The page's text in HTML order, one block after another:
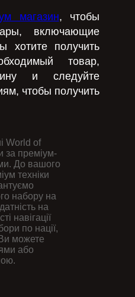
магазин, чтобы
включающие
хотите получить
товар,
и следуйте
чтобы получить
World of
за преміум-
До вашого
техніки
набору на
на
навігації
по нації,
можете
або